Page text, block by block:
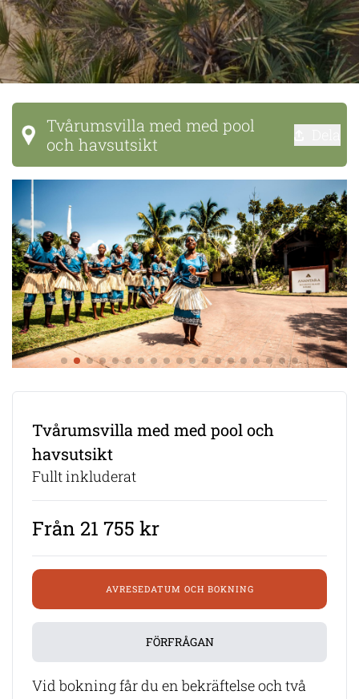
Tvårumsvilla med med pool
och havsutsikt
Tvårumsvilla med med pool och
havsutsikt
Fullt inkluderat
Från 21 755 kr
AVRESEDATUM OCH BOKNING
FÖRFRÅGAN
Vid bokning får du en bekräftelse och två